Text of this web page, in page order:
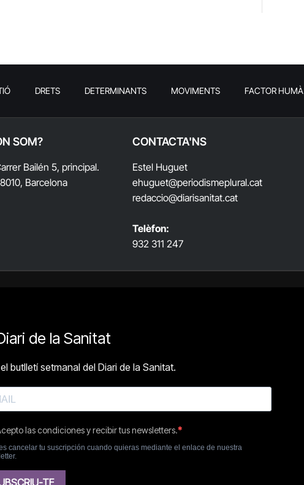
DRETS DETERMINANTS MOVIMENTS FACTOR HUMÀ
SOM?
Bailén 5, principal.
Barcelona
CONTACTA'NS
Estel Huguet
ehuguet@periodismeplural.cat
redaccio@diarisanitat.cat
Telèfon:
932 311 247